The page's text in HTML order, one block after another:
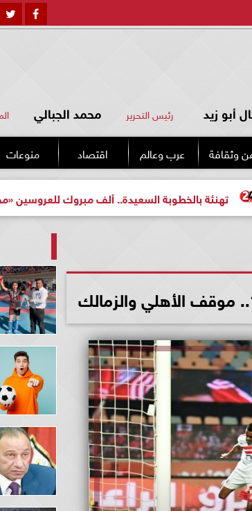
أبو زيد رئيس التحرير محمد الجبالي
وثقافة عرب وعالم اقتصاد منوعات
السعيدة.. ألف مبروك للعروسين «محمد وإسراء»